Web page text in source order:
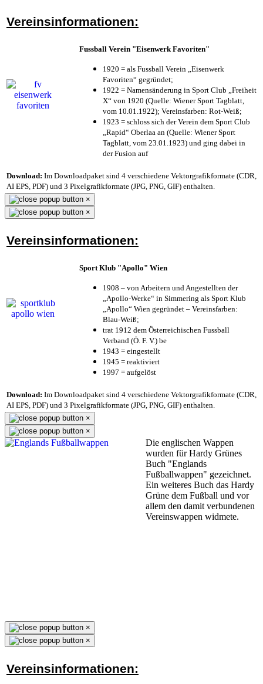
Vereinsinformationen:
Fussball Verein "Eisenwerk Favoriten"
1920 = als Fussball Verein „Eisenwerk
Favoriten“ gegründet;
1922 = Namensänderung in Sport Club „Freiheit
X“ von 1920 (Quelle: Wiener Sport Tagblatt,
vom 10.01.1922); Vereinsfarben: Rot-Weiß;
1923 = schloss sich der Verein dem Sport Club
„Rapid“ Oberlaa an (Quelle: Wiener Sport
Tagblatt, vom 23.01.1923) und ging dabei in
der Fusion auf
Download: Im Downloadpaket sind 4 verschiedene Vektorgrafikformate (CDR,
AI EPS, PDF) und 3 Pixelgrafikformate (JPG, PNG, GIF) enthalten.
×
×
Vereinsinformationen:
Sport Klub "Apollo" Wien
1908 – von Arbeitern und Angestellten der
„Apollo-Werke“ in Simmering als Sport Klub
„Apollo“ Wien gegründet – Vereinsfarben:
Blau-Weiß;
trat 1912 dem Österreichischen Fussball
Verband (Ö. F. V.) be
1943 = eingestellt
1945 = reaktiviert
1997 = aufgelöst
Download: Im Downloadpaket sind 4 verschiedene Vektorgrafikformate (CDR,
AI EPS, PDF) und 3 Pixelgrafikformate (JPG, PNG, GIF) enthalten.
×
×
Die englischen Wappen
wurden für Hardy Grünes
Buch "Englands
Fußballwappen" gezeichnet.
Ein weiteres Buch das Hardy
Grüne dem Fußball und vor
allem den damit verbundenen
Vereinswappen widmete.
×
×
Vereinsinformationen: